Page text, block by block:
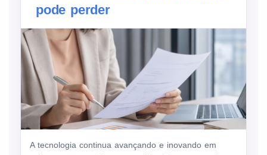
pode perder
A tecnologia continua avançando e inovando em